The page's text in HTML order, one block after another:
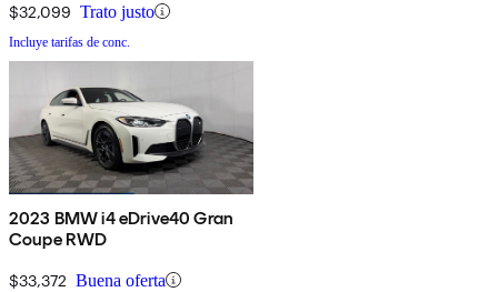
$32,099 Trato justo
Incluye tarifas de conc.
2023 BMW i4 eDrive40 Gran
Coupe RWD
$33,372 Buena oferta